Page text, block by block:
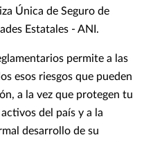
Única de Seguro de
Estatales - ANI.
permite a las
esos riesgos que pueden
a la vez que protegen tu
del país y a la
desarrollo de su